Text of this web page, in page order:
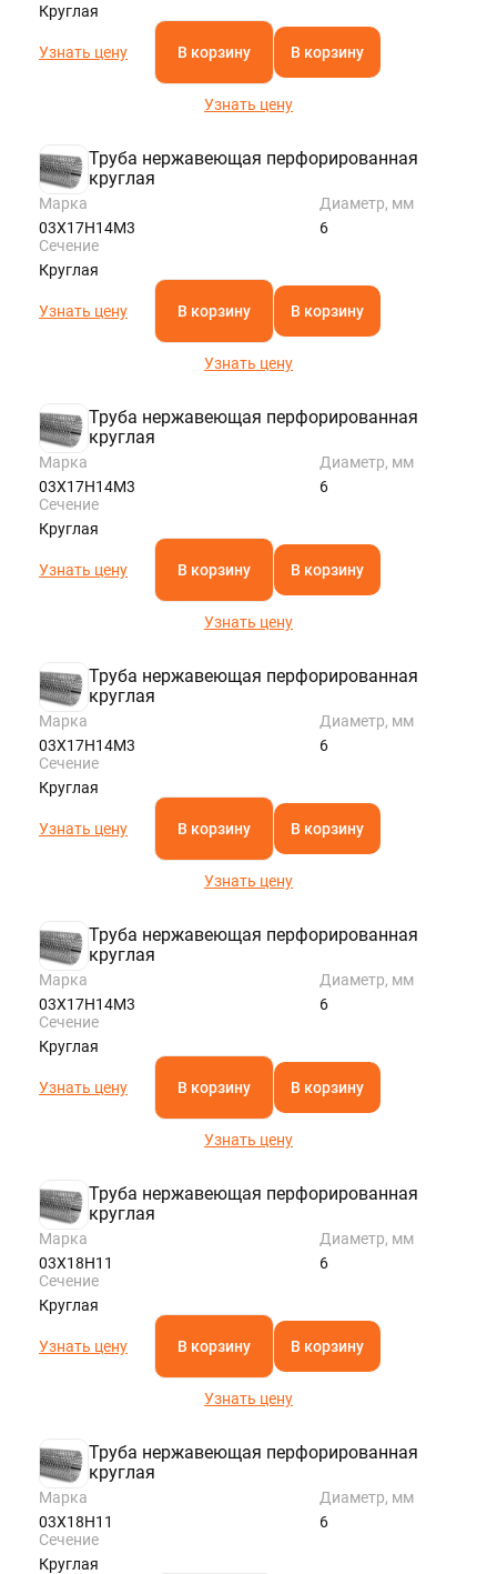
Круглая
Узнать цену В корзину В корзину
Узнать цену
Труба нержавеющая перфорированная
круглая
Марка
03Х17Н14М3
Диаметр, мм
6
Сечение
Круглая
Узнать цену В корзину В корзину
Узнать цену
Труба нержавеющая перфорированная
круглая
Марка
03Х17Н14М3
Диаметр, мм
6
Сечение
Круглая
Узнать цену В корзину В корзину
Узнать цену
Труба нержавеющая перфорированная
круглая
Марка
03Х17Н14М3
Диаметр, мм
6
Сечение
Круглая
Узнать цену В корзину В корзину
Узнать цену
Труба нержавеющая перфорированная
круглая
Марка
03Х17Н14М3
Диаметр, мм
6
Сечение
Круглая
Узнать цену В корзину В корзину
Узнать цену
Труба нержавеющая перфорированная
круглая
Марка
03Х18Н11
Диаметр, мм
6
Сечение
Круглая
Узнать цену В корзину В корзину
Узнать цену
Труба нержавеющая перфорированная
круглая
Марка
03Х18Н11
Диаметр, мм
6
Сечение
Круглая